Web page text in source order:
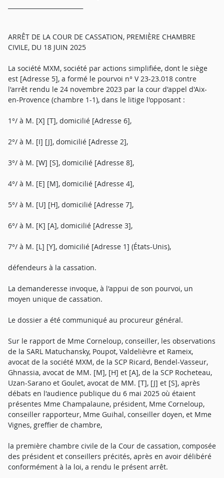
ARRÊT DE LA COUR DE CASSATION, PREMIÈRE CHAMBRE
CIVILE, DU 18 JUIN 2025
La société MXM, société par actions simplifiée, dont le siège
est [Adresse 5], a formé le pourvoi n° V 23-23.018 contre
l'arrêt rendu le 24 novembre 2023 par la cour d'appel d'Aix-
en-Provence (chambre 1-1), dans le litige l'opposant :
1°/ à M. [X] [T], domicilié [Adresse 6],
2°/ à M. [I] [J], domicilié [Adresse 2],
3°/ à M. [W] [S], domicilié [Adresse 8],
4°/ à M. [E] [M], domicilié [Adresse 4],
5°/ à M. [U] [H], domicilié [Adresse 7],
6°/ à M. [K] [A], domicilié [Adresse 3],
7°/ à M. [L] [Y], domicilié [Adresse 1] (États-Unis),
défendeurs à la cassation.
La demanderesse invoque, à l'appui de son pourvoi, un
moyen unique de cassation.
Le dossier a été communiqué au procureur général.
Sur le rapport de Mme Corneloup, conseiller, les observations
de la SARL Matuchansky, Poupot, Valdelièvre et Rameix,
avocat de la société MXM, de la SCP Ricard, Bendel-Vasseur,
Ghnassia, avocat de MM. [M], [H] et [A], de la SCP Rocheteau,
Uzan-Sarano et Goulet, avocat de MM. [T], [J] et [S], après
débats en l'audience publique du 6 mai 2025 où étaient
présentes Mme Champalaune, président, Mme Corneloup,
conseiller rapporteur, Mme Guihal, conseiller doyen, et Mme
Vignes, greffier de chambre,
la première chambre civile de la Cour de cassation, composée
des président et conseillers précités, après en avoir délibéré
conformément à la loi, a rendu le présent arrêt.